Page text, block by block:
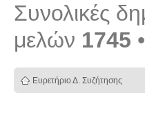
Συνολικές
μελών 1745
Ευρετήριο Δ. Συζήτησης